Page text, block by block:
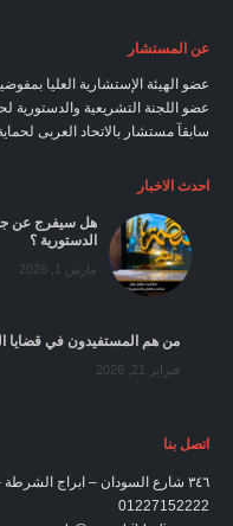
عن المستشار
عضو الهيئة الإستشارية العليا
عضو اللجنة التشريعية والدستورية
سابقآ مستشار بالاتحاد العربى
احدث الاخبار
هل سيفرج عن
الدستورية ؟
مارس 1, 2026
من هم المستفيدون في قضايا
فبراير 21, 2026
اتصل بنا
٣٤٦‏ شارع السودان – ابراج الشرطة – المهندسين.
01227152222